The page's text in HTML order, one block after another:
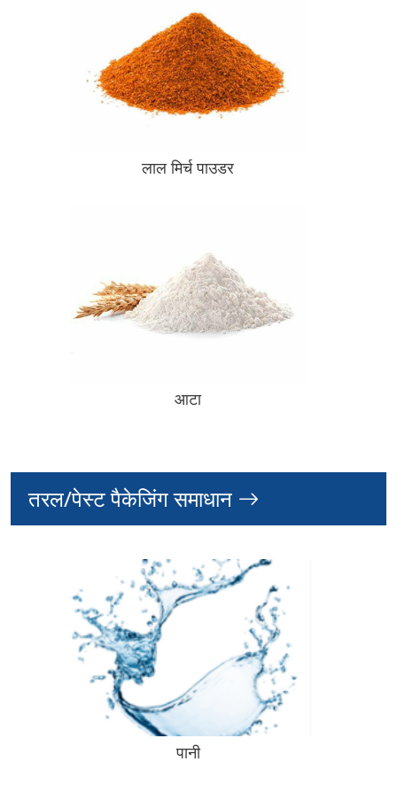
लाल मिर्च पाउडर
आटा
तरल/पेस्ट पैकेजिंग समाधान
पानी